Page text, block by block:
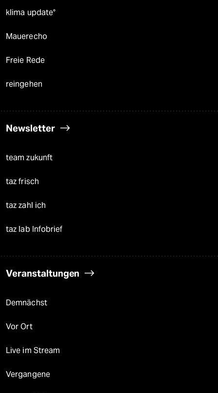
klima update°
Mauerecho
Freie Rede
reingehen
Newsletter
team zukunft
taz frisch
taz zahl ich
taz lab Infobrief
Veranstaltungen
Demnächst
Vor Ort
Live im Stream
Vergangene